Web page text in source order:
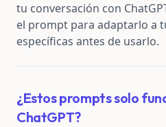
tu conversación con
el prompt para adaptarlo a
específicas antes de usarlo.
¿Estos prompts solo
ChatGPT?